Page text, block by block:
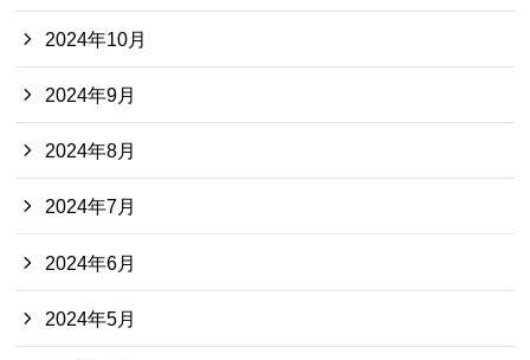
2024年10月
2024年9月
2024年8月
2024年7月
2024年6月
2024年5月